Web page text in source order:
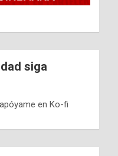
siga
en Ko-fi